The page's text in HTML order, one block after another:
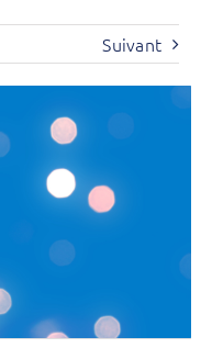
Suivant